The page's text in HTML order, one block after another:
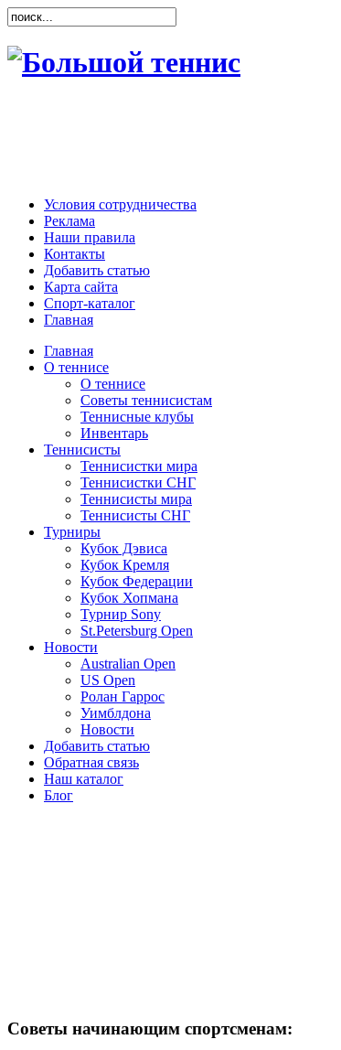
Условия сотрудничества
Реклама
Наши правила
Контакты
Добавить статью
Карта сайта
Спорт-каталог
Главная
Главная
О теннисе
О теннисе
Советы теннисистам
Теннисные клубы
Инвентарь
Теннисисты
Теннисистки мира
Теннисистки СНГ
Теннисисты мира
Теннисисты СНГ
Турниры
Кубок Дэвиса
Кубок Кремля
Кубок Федерации
Кубок Хопмана
Турнир Sony
St.Petersburg Open
Новости
Australian Open
US Open
Ролан Гаррос
Уимблдона
Новости
Добавить статью
Обратная связь
Наш каталог
Блог
Советы начинающим спортсменам: